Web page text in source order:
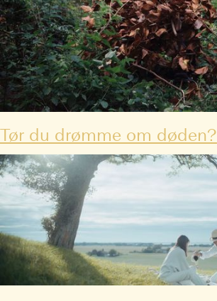
Tør du drømme om døden?